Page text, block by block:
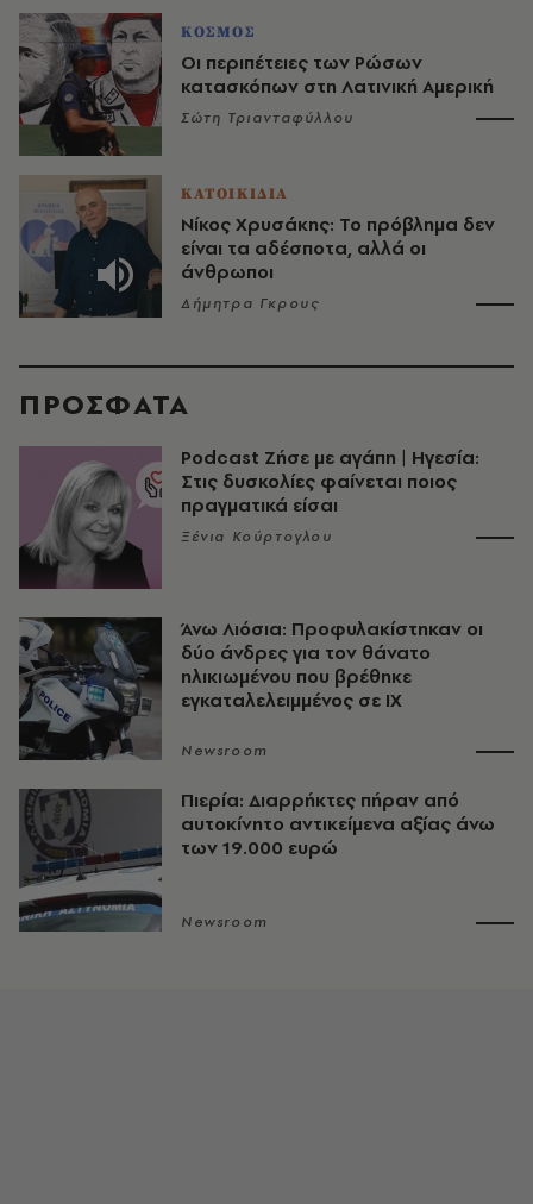
ΚΟΣΜΟΣ
Οι περιπέτειες των Ρώσων
κατασκόπων στη Λατινική Αμερική
Σώτη Τριανταφύλλου
ΚΑΤΟΙΚΙΔΙΑ
Νίκος Χρυσάκης: Το πρόβλημα δεν
είναι τα αδέσποτα, αλλά οι
άνθρωποι
Δήμητρα Γκρους
ΠΡΟΣΦΑΤΑ
Podcast Ζήσε με αγάπη | Ηγεσία:
Στις δυσκολίες φαίνεται ποιος
πραγματικά είσαι
Ξένια Κούρτογλου
Άνω Λιόσια: Προφυλακίστηκαν οι
δύο άνδρες για τον θάνατο
ηλικιωμένου που βρέθηκε
εγκαταλελειμμένος σε ΙΧ
Newsroom
Πιερία: Διαρρήκτες πήραν από
αυτοκίνητο αντικείμενα αξίας άνω
των 19.000 ευρώ
Newsroom